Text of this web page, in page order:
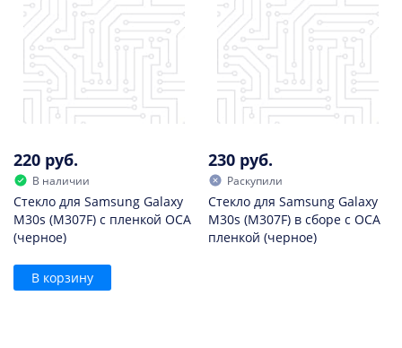
220 руб.
В наличии
Стекло для Samsung Galaxy
M30s (M307F) с пленкой OCA
(черное)
В корзину
230 руб.
Раскупили
Стекло для Samsung Galaxy
M30s (M307F) в сборе с OCA
пленкой (черное)